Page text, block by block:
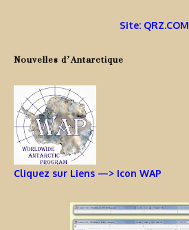
Site: QRZ.COM
Nouvelles d’Antarctique
Cliquez sur Liens —> Icon WAP